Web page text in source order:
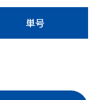
単号